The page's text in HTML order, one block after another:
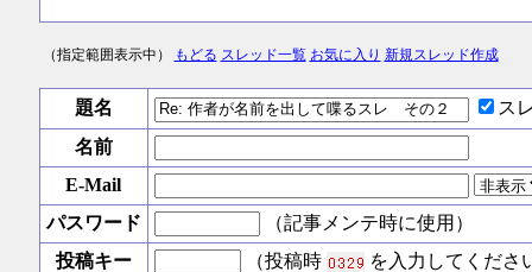
（指定範囲表示中） もどる スレッド一覧 お気に入り 新規スレッド作成
題名
ス
名前
E-Mail
パスワード
（記事メンテ時に使用）
投稿キー
（投稿時 を入力してくださ